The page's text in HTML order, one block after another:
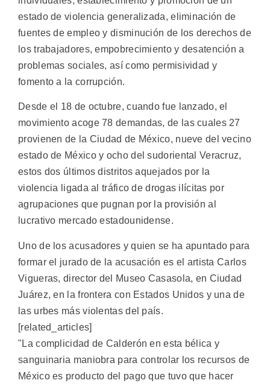
estado de violencia generalizada, eliminación de
fuentes de empleo y disminución de los derechos de
los trabajadores, empobrecimiento y desatención a
problemas sociales, así como permisividad y
fomento a la corrupción.
Desde el 18 de octubre, cuando fue lanzado, el
movimiento acoge 78 demandas, de las cuales 27
provienen de la Ciudad de México, nueve del vecino
estado de México y ocho del sudoriental Veracruz,
estos dos últimos distritos aquejados por la
violencia ligada al tráfico de drogas ilícitas por
agrupaciones que pugnan por la provisión al
lucrativo mercado estadounidense.
Uno de los acusadores y quien se ha apuntado para
formar el jurado de la acusación es el artista Carlos
Vigueras, director del Museo Casasola, en Ciudad
Juárez, en la frontera con Estados Unidos y una de
las urbes más violentas del país.
[related_articles]
"La complicidad de Calderón en esta bélica y
sanguinaria maniobra para controlar los recursos de
México es producto del pago que tuvo que hacer